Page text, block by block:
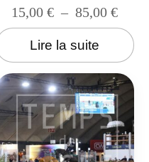
15,00€ – 85,00€
Lire la suite